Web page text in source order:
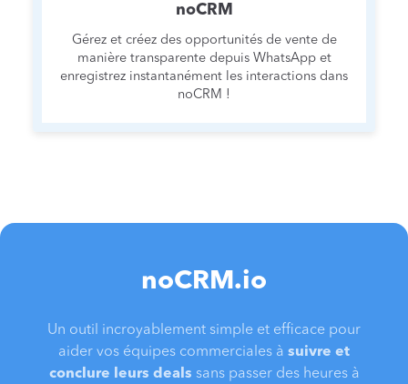
noCRM
Gérez et créez des opportunités de vente de
manière transparente depuis WhatsApp et
enregistrez instantanément les interactions dans
noCRM !
noCRM.io
Un outil incroyablement simple et efficace pour
aider vos équipes commerciales à suivre et
conclure leurs deals sans passer des heures à